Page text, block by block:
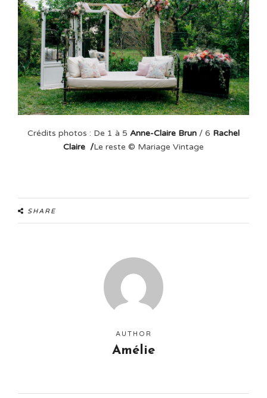
Crédits photos : De 1 à 5 Anne-Claire Brun / 6 Rachel
Claire /Le reste © Mariage Vintage
SHARE
AUTHOR
Amélie